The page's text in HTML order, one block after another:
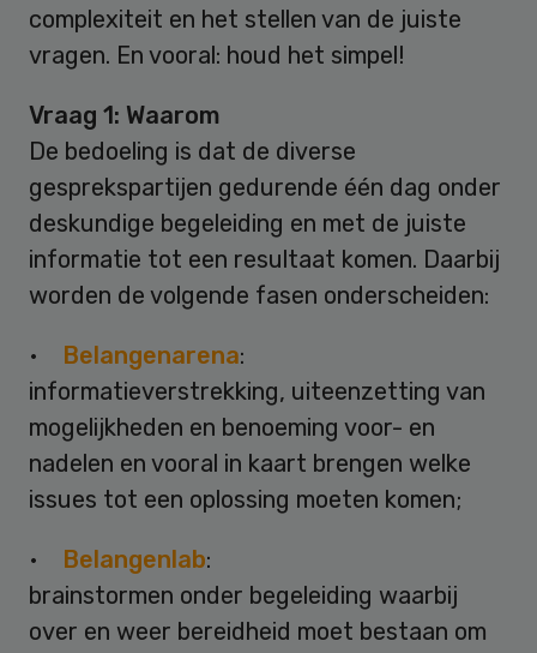
complexiteit en het stellen van de juiste
vragen. En vooral: houd het simpel!
Vraag 1: Waarom
De bedoeling is dat de diverse
gesprekspartijen gedurende één dag onder
deskundige begeleiding en met de juiste
informatie tot een resultaat komen. Daarbij
worden de volgende fasen onderscheiden:
• Belangenarena:
informatieverstrekking, uiteenzetting van
mogelijkheden en benoeming voor- en
nadelen en vooral in kaart brengen welke
issues tot een oplossing moeten komen;
• Belangenlab:
brainstormen onder begeleiding waarbij
over en weer bereidheid moet bestaan om